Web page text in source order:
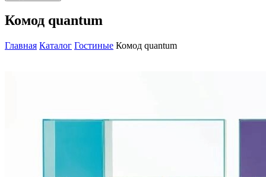
Комод quantum
Главная Каталог Гостиные Комод quantum